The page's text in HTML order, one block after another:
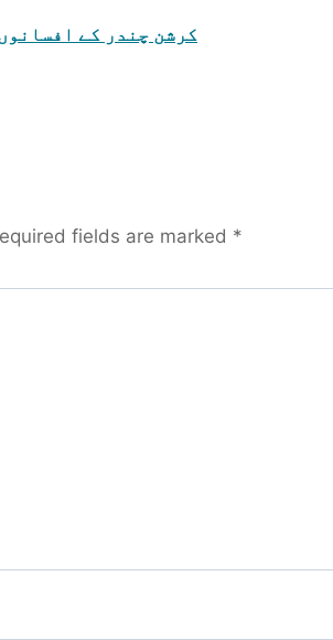
کرشن چندر کے
fields are marked *